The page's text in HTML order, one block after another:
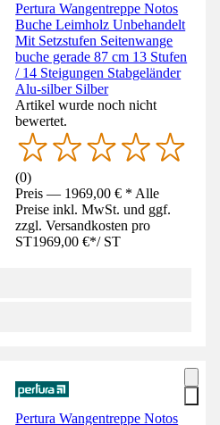
Pertura Wangentreppe Notos
Buche Leimholz Unbehandelt
Mit Setzstufen Seitenwange
buche gerade 87 cm 13 Stufen
/ 14 Steigungen Stabgeländer
Alu-silber Silber
Artikel wurde noch nicht
bewertet.
(0)
Preis — 1969,00 € * Alle
Preise inkl. MwSt. und ggf.
zzgl. Versandkosten pro
ST1969,00 €*/ ST
Pertura Wangentreppe Notos